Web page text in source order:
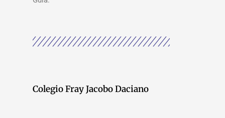
Colegio Fray Jacobo Daciano